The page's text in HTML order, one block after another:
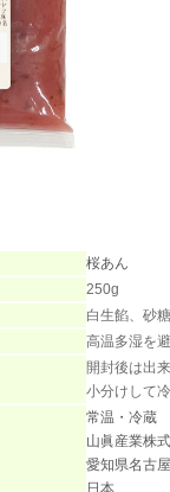
桜あん
250g
白生餡、砂
高温多湿を
開封後は出
小分けして
常温・冷蔵
山眞産業株
愛知県名古
日本